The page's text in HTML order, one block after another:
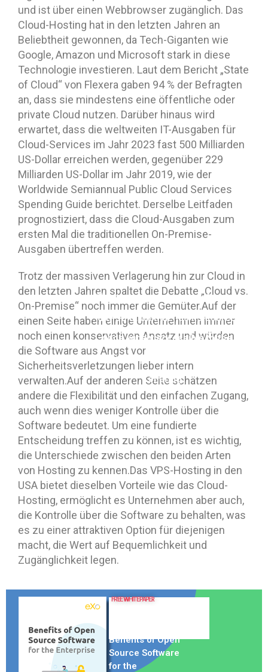
und ist über einen Webbrowser zugänglich. Das
Cloud-Hosting hat in den letzten Jahren an
Beliebtheit gewonnen, da Tech-Giganten wie
Google, Amazon und Microsoft stark in diese
Technologie investieren. Laut dem Bericht „State
of Cloud“ von Flexera gaben 94 % der Befragten
an, dass sie mindestens eine öffentliche oder
private Cloud nutzen. Darüber hinaus wird
erwartet, dass die weltweiten IT-Ausgaben für
Cloud-Services im Jahr 2023 fast 500 Milliarden
US-Dollar erreichen werden, gegenüber 229
Milliarden US-Dollar im Jahr 2019, wie der
Worldwide Semiannual Public Cloud Services
Spending Guide berichtet. Derselbe Leitfaden
prognostiziert, dass die Cloud-Ausgaben zum
ersten Mal die traditionellen On-Premise-
Ausgaben übertreffen werden.
Trotz der massiven Verlagerung hin zur Cloud in
den letzten Jahren spaltet die Debatte „Cloud vs.
On-Premise“ noch immer die Gemüter.Auf der
einen Seite haben einige Unternehmen immer
noch einen konservativen Ansatz und würden
die Software aus Angst vor
Sicherheitsverletzungen lieber intern
verwalten.Auf der anderen Seite schätzen
andere die Flexibilität und den einfachen Zugang,
auch wenn dies weniger Kontrolle über die
Software bedeutet. Um eine fundierte
Entscheidung treffen zu können, ist es wichtig,
die Unterschiede zwischen den beiden Arten
von Hosting zu kennen.Das VPS-Hosting in den
USA bietet dieselben Vorteile wie das Cloud-
Hosting, ermöglicht es Unternehmen aber auch,
die Kontrolle über die Software zu behalten, was
es zu einer attraktiven Option für diejenigen
macht, die Wert auf Bequemlichkeit und
Zugänglichkeit legen.
FREE WHITE PAPER
Benefits of Open
Source Software
for the
The term open source refers to
any solution that has its source
code widely accessible to the
public for modification and
sharing.